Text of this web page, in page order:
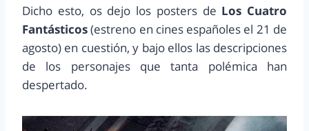
Dicho esto, os dejo los posters de Los Cuatro
Fantásticos(estreno en cines españoles el 21 de
agosto) en cuestión, y bajo ellos las descripciones
de los personajes que tanta polémica han
despertado.